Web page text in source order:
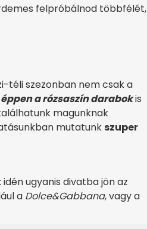
felpróbálnod többfélét,
téli szezonban nem csak a
a rózsaszín darabokis
magunknak
mutatunk szuper
ugyanis divatba jön az
a Dolce&Gabbana, vagy a